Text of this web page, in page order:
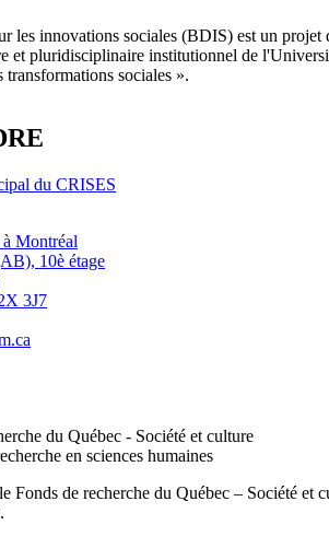
les innovations sociales (BDIS) est un
et pluridisciplinaire institutionnel de
transformations sociales ».
du CRISES
Montréal
10è étage
3J7
Fonds de recherche du Québec – Société